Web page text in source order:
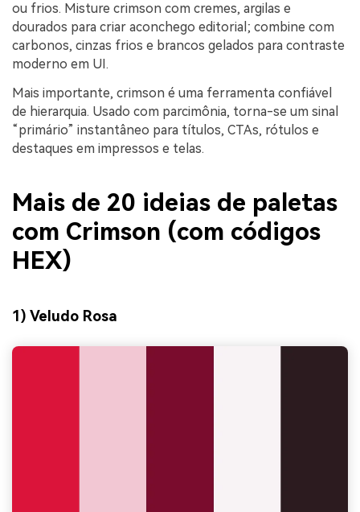
ou frios. Misture crimson com cremes, argilas e
dourados para criar aconchego editorial; combine com
carbonos, cinzas frios e brancos gelados para contraste
moderno em UI.
Mais importante, crimson é uma ferramenta confiável
de hierarquia. Usado com parcimônia, torna-se um sinal
“primário” instantâneo para títulos, CTAs, rótulos e
destaques em impressos e telas.
Mais de 20 ideias de paletas
com Crimson (com códigos
HEX)
1) Veludo Rosa